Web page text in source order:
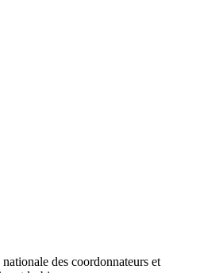
des coordonnateurs et